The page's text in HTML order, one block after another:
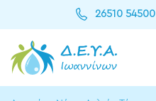
26510 54500